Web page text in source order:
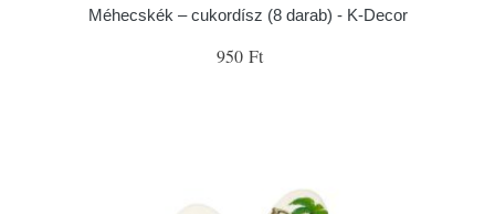
Méhecskék – cukordísz (8 darab) - K-Decor
950 Ft